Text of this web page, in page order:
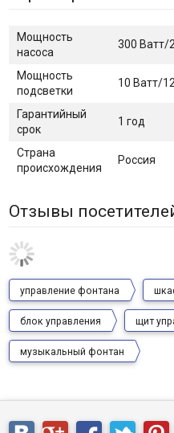
Мощность
насоса
300 Ватт/
Мощность
подсветки
10 Ватт/
Гарантийный
срок
1 год
Страна
происхождения
Россия
Отзывы
управление фонтана
блок управления щит
музыкальный фонтан